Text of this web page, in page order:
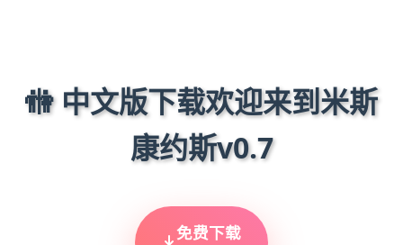
🚻 中文版下载欢迎来到米斯
康约斯v0.7
免费下载